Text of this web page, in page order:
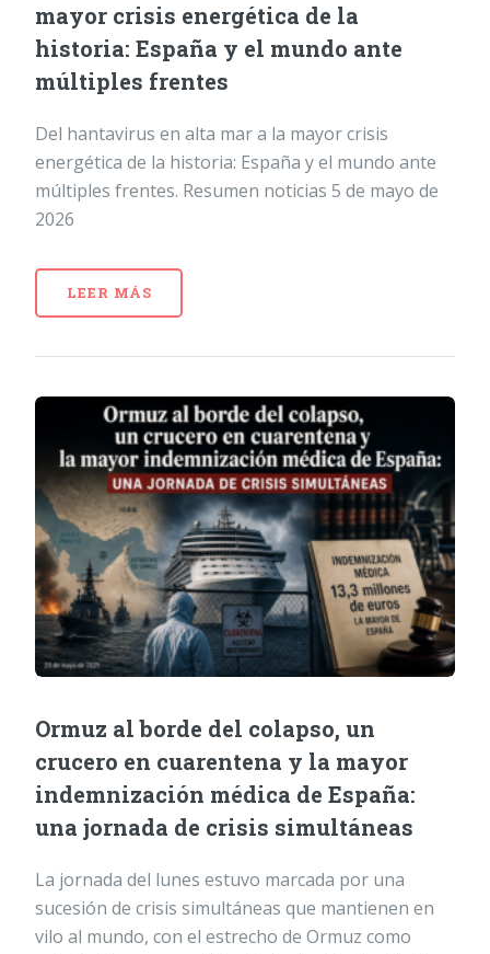
mayor crisis energética de la
historia: España y el mundo ante
múltiples frentes
Del hantavirus en alta mar a la mayor crisis
energética de la historia: España y el mundo ante
múltiples frentes. Resumen noticias 5 de mayo de
2026
LEER MÁS
Ormuz al borde del colapso, un
crucero en cuarentena y la mayor
indemnización médica de España:
una jornada de crisis simultáneas
La jornada del lunes estuvo marcada por una
sucesión de crisis simultáneas que mantienen en
vilo al mundo, con el estrecho de Ormuz como